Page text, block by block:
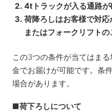
4tトラックが入る通路
荷降ろしはお客様で対
またはフォークリフトの
この3つの条件が当てはま
金でお届けが可能です。条
場合があります。
荷下ろしについて